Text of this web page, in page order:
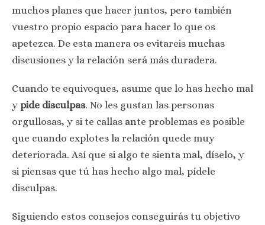
muchos planes que hacer juntos, pero también
vuestro propio espacio para hacer lo que os
apetezca. De esta manera os evitareis muchas
discusiones y la relación será más duradera.
Cuando te equivoques, asume que lo has hecho mal
y pide disculpas. No les gustan las personas
orgullosas, y si te callas ante problemas es posible
que cuando explotes la relación quede muy
deteriorada. Así que si algo te sienta mal, díselo, y
si piensas que tú has hecho algo mal, pídele
disculpas.
Siguiendo estos consejos conseguirás tu objetivo